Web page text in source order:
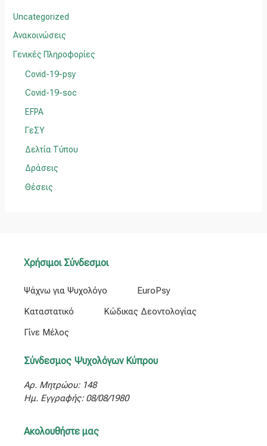
σ
η
Uncategorized
Ανακοινώσεις
Γενικές Πληροφορίες
Covid-19-psy
Covid-19-soc
EFPA
ΓεΣΥ
Δελτία Τύπου
Δράσεις
Θέσεις
Χρήσιμοι Σύνδεσμοι
Ψάχνω για Ψυχολόγο
EuroPsy
Καταστατικό
Κώδικας Δεοντολογίας
Γίνε Μέλος
Σύνδεσμος Ψυχολόγων Κύπρου
Αρ. Μητρώου: 148
Ημ. Εγγραφής: 08/08/1980
Ακολουθήστε μας